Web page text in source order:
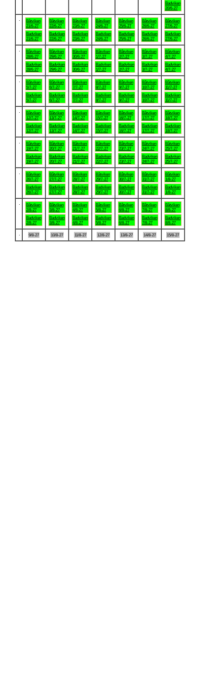
Badviken
20/6-27
Båtviken
21/6-27
Badviken
21/6-27
Båtviken
22/6-27
Badviken
22/6-27
Båtviken
23/6-27
Badviken
23/6-27
Båtviken
24/6-27
Badviken
24/6-27
Båtviken
25/6-27
Badviken
25/6-27
Båtviken
26/6-27
Badviken
26/6-27
Båtviken
27/6-27
Badviken
27/6-27
Båtviken
28/6-27
Badviken
28/6-27
Båtviken
29/6-27
Badviken
29/6-27
Båtviken
30/6-27
Badviken
30/6-27
Båtviken
1/7-27
Badviken
1/7-27
Båtviken
2/7-27
Badviken
2/7-27
Båtviken
3/7-27
Badviken
3/7-27
Båtviken
4/7-27
Badviken
4/7-27
Båtviken
5/7-27
Badviken
5/7-27
Båtviken
6/7-27
Badviken
6/7-27
Båtviken
7/7-27
Badviken
7/7-27
Båtviken
8/7-27
Badviken
8/7-27
Båtviken
9/7-27
Badviken
9/7-27
Båtviken
10/7-27
Badviken
10/7-27
Båtviken
11/7-27
Badviken
11/7-27
Båtviken
12/7-27
Badviken
12/7-27
Båtviken
13/7-27
Badviken
13/7-27
Båtviken
14/7-27
Badviken
14/7-27
Båtviken
15/7-27
Badviken
15/7-27
Båtviken
16/7-27
Badviken
16/7-27
Båtviken
17/7-27
Badviken
17/7-27
Båtviken
18/7-27
Badviken
18/7-27
Båtviken
19/7-27
Badviken
19/7-27
Båtviken
20/7-27
Badviken
20/7-27
Båtviken
21/7-27
Badviken
21/7-27
Båtviken
22/7-27
Badviken
22/7-27
Båtviken
23/7-27
Badviken
23/7-27
Båtviken
24/7-27
Badviken
24/7-27
Båtviken
25/7-27
Badviken
25/7-27
Båtviken
26/7-27
Badviken
26/7-27
Båtviken
27/7-27
Badviken
27/7-27
Båtviken
28/7-27
Badviken
28/7-27
Båtviken
29/7-27
Badviken
29/7-27
Båtviken
30/7-27
Badviken
30/7-27
Båtviken
31/7-27
Badviken
31/7-27
Båtviken
1/8-27
Badviken
1/8-27
Båtviken
2/8-27
Badviken
2/8-27
Båtviken
3/8-27
Badviken
3/8-27
Båtviken
4/8-27
Badviken
4/8-27
Båtviken
5/8-27
Badviken
5/8-27
Båtviken
6/8-27
Badviken
6/8-27
Båtviken
7/8-27
Badviken
7/8-27
Båtviken
8/8-27
Badviken
8/8-27
9/8-27 10/8-27 11/8-27 12/8-27 13/8-27 14/8-27 15/8-27